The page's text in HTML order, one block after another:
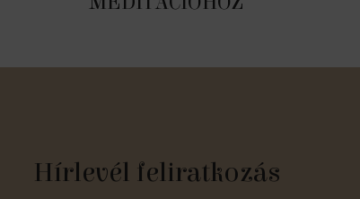
Hírlevél feliratkozás